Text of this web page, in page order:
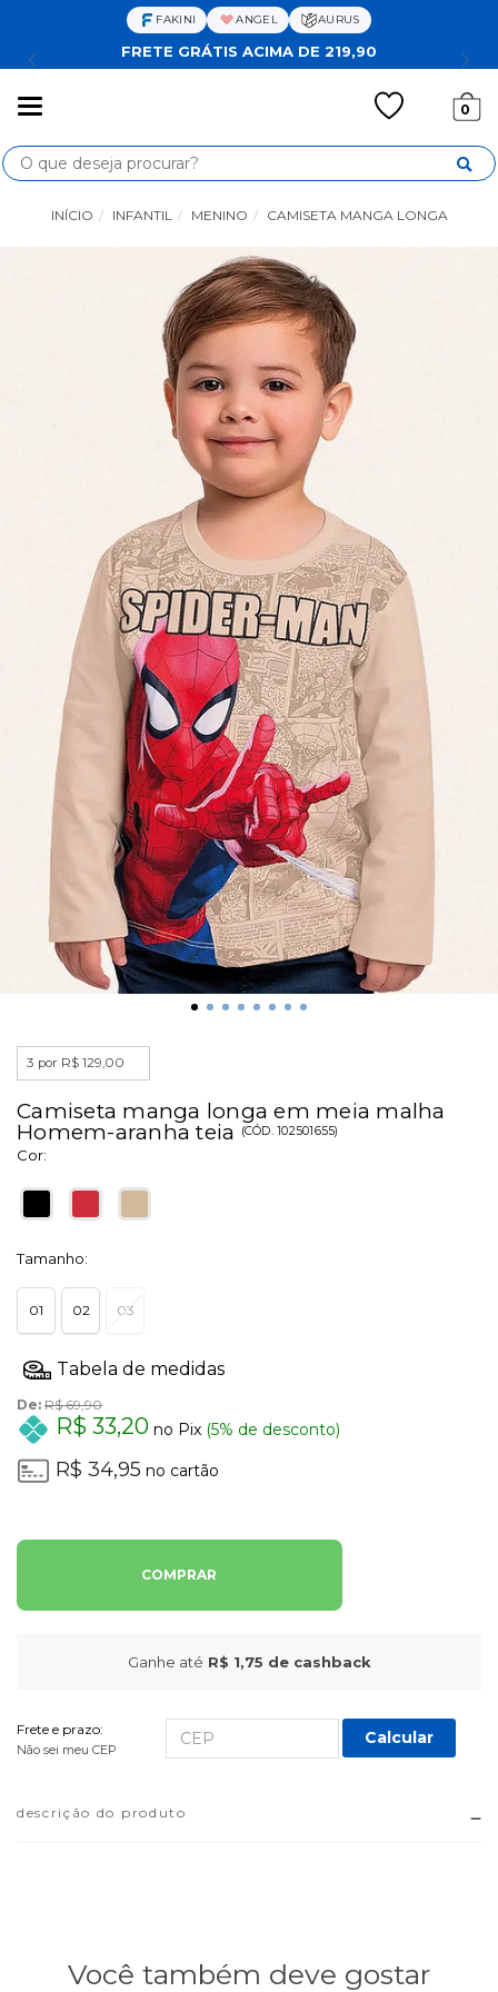
FAKINI ANGEL AURUS
FRETE GRÁTIS ACIMA DE 219,90
0
Busca
INÍCIO INFANTIL MENINO CAMISETA MANGA LONGA
3 por R$ 129,00
Camiseta manga longa em meia malha
Homem-aranha teia
(CÓD. 102501655)
Cor:
Tamanho:
01 02 03
De: R$ 69,90
R$ 33,20 no Pix (5% de desconto)
R$ 34,95 no cartão
COMPRAR
Ganhe até R$ 1,75 de cashback
Frete e prazo:
Não sei meu CEP
Calcular
descrição do produto
Você também deve gostar